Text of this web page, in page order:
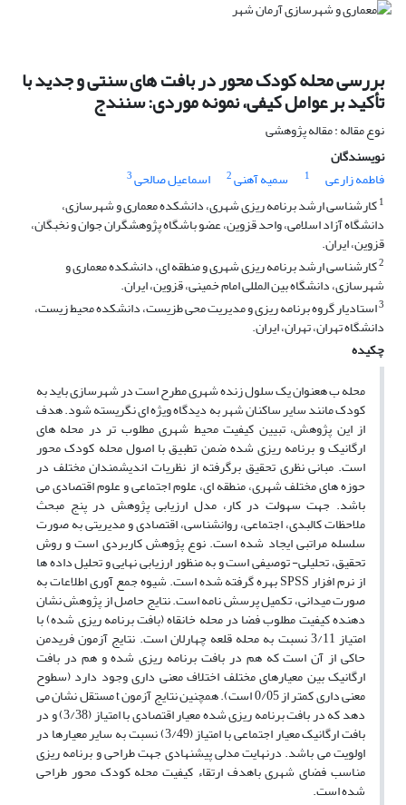
بررسی محله کودک محور در بافت های سنتی و جدید با
تأکید بر عوامل کیفی، نمونه موردی: سنندج
نوع مقاله : مقاله پژوهشی
نویسندگان
فاطمه زارعی
1 سمیه آهنی2 اسماعیل صالحی3
1کارشناسی ارشد برنامه ریزی شهری، دانشکده معماری و شهرسازی،
دانشگاه آزاد اسلامی، واحد قزوین، عضو باشگاه پژوهشگران جوان و نخبگان،
قزوین، ایران.
2کارشناسی ارشد برنامه ریزی شهری و منطقه ای، دانشکده معماری و
شهرسازی، دانشگاه بین المللی امام خمینی، قزوین، ایران.
3استادیار گروه برنامه ریزی و مدیریت محی طزیست، دانشکده محیط زیست،
دانشگاه تهران، تهران، ایران.
چکیده
محله ب هعنوان یک سلول زنده شهری مطرح است در شهرسازی باید به
کودک مانند سایر ساکنان شهر به دیدگاه ویژه ای نگریسته شود. هدف
از این پژوهش، تبیین کیفیت محیط شهری مطلوب تر در محله های
ارگانیک و برنامه ریزی شده ضمن تطبیق با اصول محله کودک محور
است. مبانی نظری تحقیق برگرفته از نظریات اندیشمندان مختلف در
حوزه های مختلف شهری، منطقه ای، علوم اجتماعی و علوم اقتصادی می
باشد. جهت سهولت در کار، مدل ارزیابی پژوهش در پنج مبحث
ملاحظات کالبدی، اجتماعی، روانشناسی، اقتصادی و مدیریتی به صورت
سلسله مراتبی ایجاد شده است. نوع پژوهش کاربردی است و روش
تحقیق، تحلیلی- توصیفی است و به منظور ارزیابی نهایی و تحلیل داده ها
از نرم افزار SPSS بهره گرفته شده است. شیوه جمع آوری اطلاعات به
صورت میدانی، تکمیل پرسش نامه است. نتایج حاصل از پژوهش نشان
دهنده کیفیت مطلوب فضا در محله خانقاه (بافت برنامه ریزی شده) با
امتیاز 3/11 نسبت به محله قلعه چهارلان است. نتایج آزمون فریدمن
حاکی از آن است که هم در بافت برنامه ریزی شده و هم در بافت
ارگانیک بین معیارهای مختلف اختلاف معنی داری وجود دارد (سطوح
معنی داری کمتر از 0/05 است). همچنین نتایج آزمون t مستقل نشان می
دهد که در بافت برنامه ریزی شده معیار اقتصادی با امتیاز (3/38) و در
بافت ارگانیک معیار اجتماعی با امتیاز (3/49) نسبت به سایر معیارها در
اولویت می باشد. درنهایت مدلی پیشنهادی جهت طراحی و برنامه ریزی
مناسب فضای شهری باهدف ارتقاء کیفیت محله کودک محور طراحی
شده است.